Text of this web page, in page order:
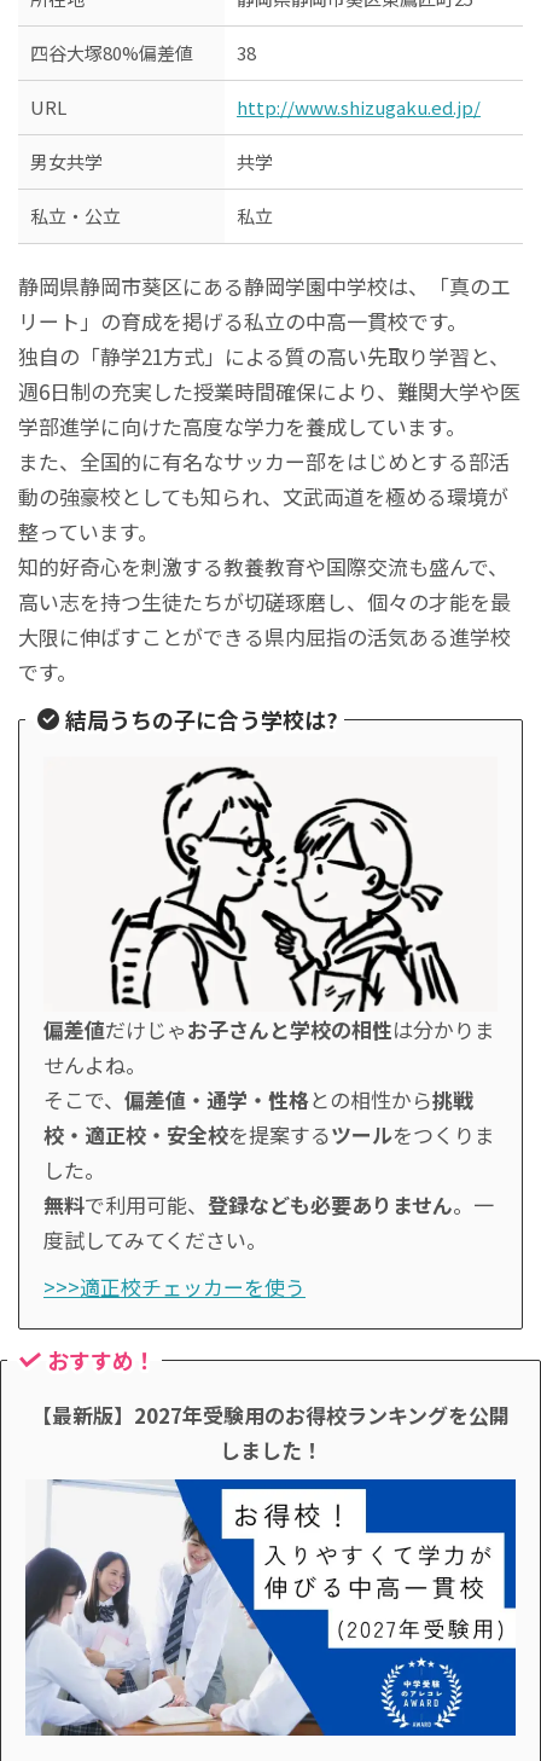
四谷大塚80%偏差値 38
URL http://www.shizugaku.ed.jp/
男女共学 共学
私立・公立 私立
静岡県静岡市葵区にある静岡学園中学校は、「真のエ
リート」の育成を掲げる私立の中高一貫校です。
独自の「静学21方式」による質の高い先取り学習と、
週6日制の充実した授業時間確保により、難関大学や医
学部進学に向けた高度な学力を養成しています。
また、全国的に有名なサッカー部をはじめとする部活
動の強豪校としても知られ、文武両道を極める環境が
整っています。
知的好奇心を刺激する教養教育や国際交流も盛んで、
高い志を持つ生徒たちが切磋琢磨し、個々の才能を最
大限に伸ばすことができる県内屈指の活気ある進学校
です。
結局うちの子に合う学校は?
偏差値だけじゃお子さんと学校の相性は分かりま
せんよね。
そこで、 偏差値・通学・性格との相性から挑戦
校・適正校・安全校を提案するツールをつくりま
した。
無料で利用可能、 登録なども必要ありません。一
度試してみてください。
>>>適正校チェッカーを使う
おすすめ！
【最新版】2027年受験用のお得校ランキングを公開
しました！